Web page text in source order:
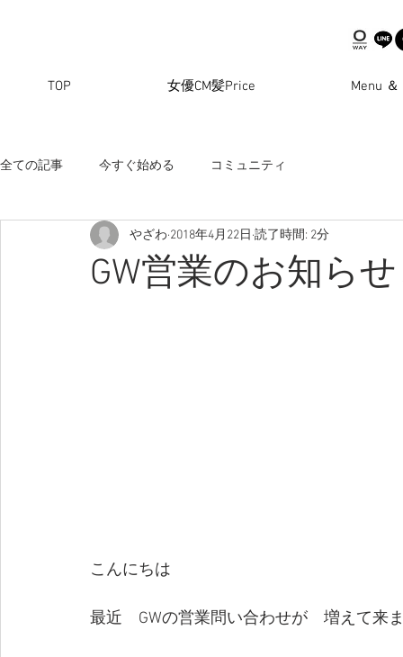
TOP 女優CM髪Price Menu
全ての記事 今すぐ始める コミュニティ
GW営業のお知ら
やざわ 2018年4月22日 読了時間: 2分
こんにちは
最近　GWの営業問い合わせが　増えて来